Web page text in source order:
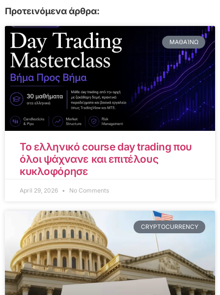
Προτεινόμενα άρθρα:
ΜΑΘΑΊΝΩ
Το ελληνικό course day trading που
όλοι ψάχνανε και επιτέλους
κυκλοφόρησε
April 29, 2026 No Comments
CRYPTOCURRENCY